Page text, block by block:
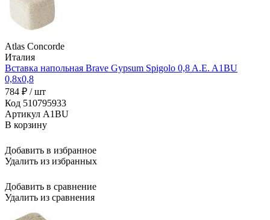
Atlas Concorde
Италия
Вставка напольная Brave Gypsum Spigolo 0,8 A.E. A1BU
0,8x0,8
784 ₽ / шт
Код 510795933
Артикул A1BU
В корзину
Добавить в избранное
Удалить из избранных
Добавить в сравнение
Удалить из сравнения